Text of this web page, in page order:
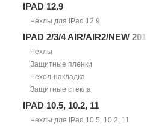
IPAD 12.9
Чехлы для IPad 12.9
IPAD 2/3/4 AIR/AIR2/NEW 2017
Чехлы
Защитные пленки
Чехол-накладка
Защитные стекла
IPAD 10.5, 10.2, 11
Чехлы для IPad 10.5, 10.2, 11